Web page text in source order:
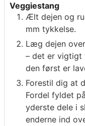
Veggiestang
Ælt dejen og
mm tykkelse.
Læg dejen
– det er
den først er
Forestil dig at
Fordel fyldet
yderste dele i
enderne ind